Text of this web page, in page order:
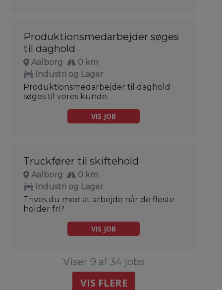
Produktionsmedarbejder søges
til daghold
Aalborg
0 km
Industri og Lager
Produktionsmedarbejder til daghold
søges til vores kunde.
VIS JOB
Truckfører til skiftehold
Aalborg
0 km
Industri og Lager
Trives du med at arbejde når de fleste
holder fri?
VIS JOB
Viser 9 af 34 jobs
VIS FLERE